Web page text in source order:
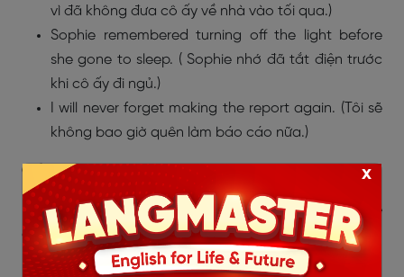
vì đã không đưa cô ấy về nhà vào tối qua.)
Sophie remembered turning off the light before
she gone to sleep. ( Sophie nhớ đã tắt điện trước
khi cô ấy đi ngủ.)
I will never forget making the report again. (Tôi sẽ
không bao giờ quên làm báo cáo nữa.)
Cấu trúc đi với to +V
Regret, remember và forget đi với “to + V” sử dụng để
diễn tả hành động xảy ra trước. Lưu ý là đi theo sau
“regret” thường sẽ là các động từ như say, tell, inform.
x